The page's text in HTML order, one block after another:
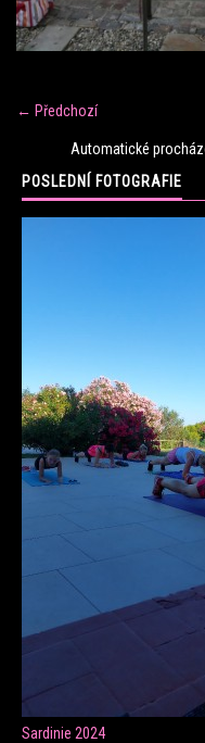
FITNESS TRÉNINK
FIT CLUB VERONIKA
CENÍK
ONLINE LEKCE CVIČENÍ
← Předchozí
Automatické
POSLEDNÍ FOTOGRAFIE
Sardinie 2024